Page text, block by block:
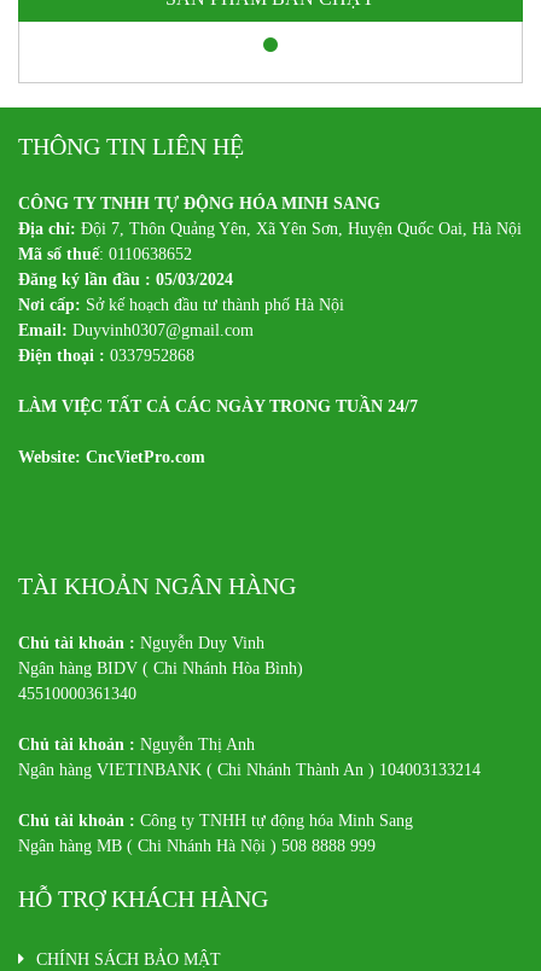
THÔNG TIN LIÊN HỆ
CÔNG TY TNHH TỰ ĐỘNG HÓA MINH SANG
Địa chỉ: Đội 7, Thôn Quảng Yên, Xã Yên Sơn, Huyện Quốc Oai, Hà Nội
Mã số thuế: 0110638652
Đăng ký lần đầu : 05/03/2024
Nơi cấp: Sở kế hoạch đầu tư thành phố Hà Nội
Email: Duyvinh0307@gmail.com
Điện thoại : 0337952868
LÀM VIỆC TẤT CẢ CÁC NGÀY TRONG TUẦN 24/7
Website: CncVietPro.com
TÀI KHOẢN NGÂN HÀNG
Chủ tài khoản : Nguyễn Duy Vinh
Ngân hàng BIDV ( Chi Nhánh Hòa Bình)
45510000361340
Chủ tài khoản : Nguyễn Thị Anh
Ngân hàng VIETINBANK ( Chi Nhánh Thành An ) 104003133214
Chủ tài khoản : Công ty TNHH tự động hóa Minh Sang
Ngân hàng MB ( Chi Nhánh Hà Nội ) 508 8888 999
HỖ TRỢ KHÁCH HÀNG
CHÍNH SÁCH BẢO MẬT